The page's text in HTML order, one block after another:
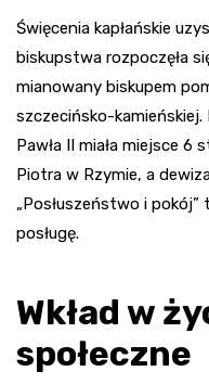
Święcenia kapłańskie
biskupstwa rozpoczęła
mianowany biskupem
szczecińsko-
Pawła II miała miejsce 6
Piotra w Rzymie, a
„Posłuszeństwo i pokój”
posługę.
Wkład w
społeczne